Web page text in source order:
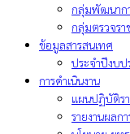
กลุ่มพัฒนาก
กลุ่มตรวจรา
ข้อมูลสารสนเทศ
ประจำปีงบ
การดำเนินงาน
แผนปฏิบัติร
รายงานผลก